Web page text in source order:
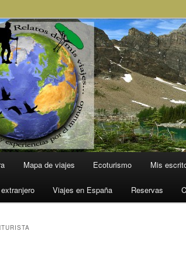
Mapa de viajes Ecoturismo Mis
Viajes en España Reservas